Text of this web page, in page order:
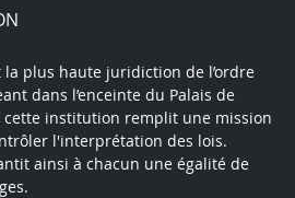
la plus haute juridiction de l’ordre
dans l’enceinte du Palais de
cette institution remplit une mission
l'interprétation des lois.
ainsi à chacun une égalité de